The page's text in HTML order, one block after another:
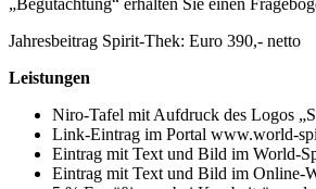
Jahresbeitrag Spirit-Thek: Euro 390,- netto
Leistungen
Niro-Tafel mit Aufdruck des Logos
Link-Eintrag im Portal www.world-
Eintrag mit Text und Bild im World-
Eintrag mit Text und Bild im Online-